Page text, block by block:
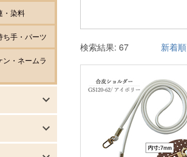
検索結果: 67 新着順
・染料
ち手・パーツ
ン・ネームラ